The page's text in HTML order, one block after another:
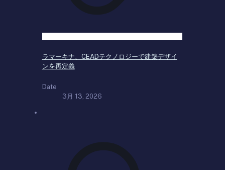
ラマーキナ、CEADテクノロジーで建築デザイ
ンを再定義
Date
3月 13, 2026